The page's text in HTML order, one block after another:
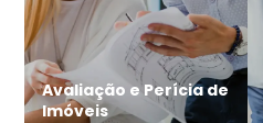
Avaliação e Perícia de
Imóveis